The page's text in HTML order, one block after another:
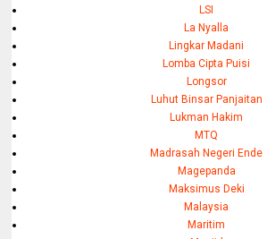
LSI
La Nyalla
Lingkar Madani
Lomba Cipta Puisi
Longsor
Luhut Binsar Panjaitan
Lukman Hakim
MTQ
Madrasah Negeri Ende
Magepanda
Maksimus Deki
Malaysia
Maritim